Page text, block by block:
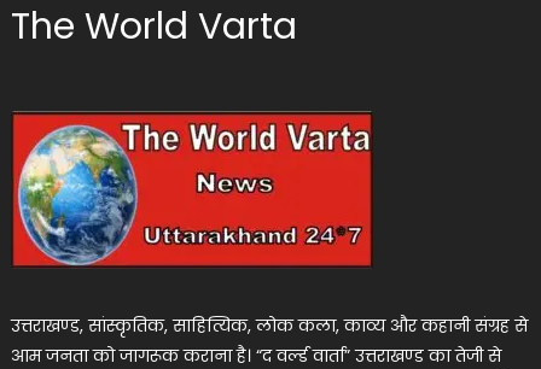
The World Varta
उत्तराखण्ड, सांस्कृतिक, साहित्यिक, लोक कला, काव्य और कहानी संग्रह से
आम जनता को जागरूक कराना है। “द वर्ल्ड वार्ता” उत्तराखण्ड का तेजी से